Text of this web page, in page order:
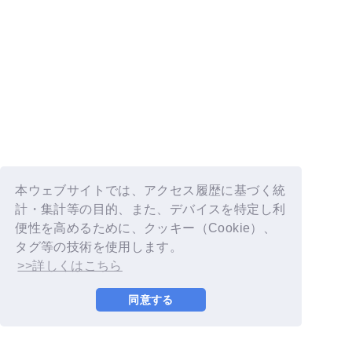
本ウェブサイトでは、アクセス履歴に基づく統
計・集計等の目的、また、デバイスを特定し利
便性を高めるために、クッキー（Cookie）、
タグ等の技術を使用します。
>>詳しくはこちら
同意する
© YOSHIMOTO KOGYO / Fanplus